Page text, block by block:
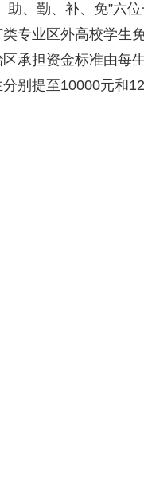
助、勤、补、免”六
专业区外高校学生
承担资金标准由每
别提至10000元和